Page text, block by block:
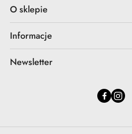
O sklepie
Informacje
Newsletter